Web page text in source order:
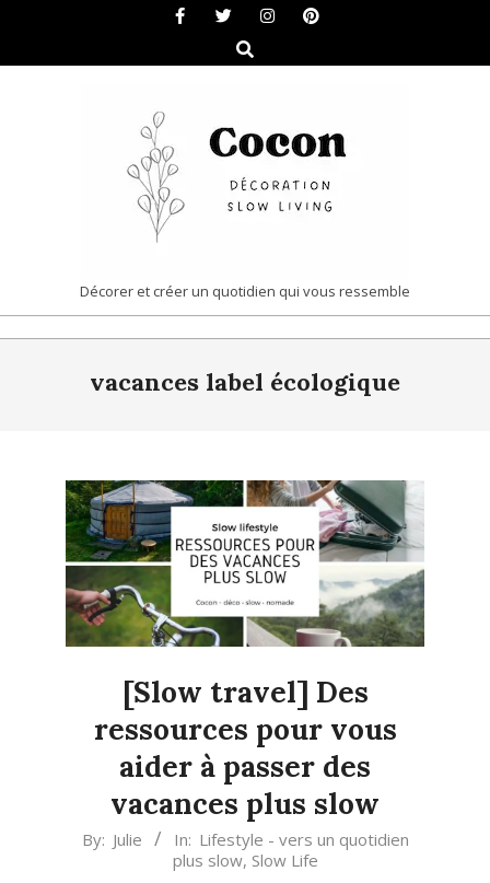
content
Search
COCON
|
DÉCORATION
LIVING
Décorer et créer un quotidien qui vous ressemble
vacances label écologique
[Slow travel] Des
ressources pour vous
aider à passer des
vacances plus slow
2020-
By: Julie In: Lifestyle - vers un quotidien
plus slow, Slow Life